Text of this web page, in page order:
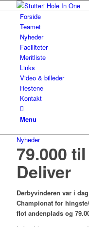
Forside
Teamet
Nyheder
Faciliteter
Meritliste
Links
Video & billeder
Hestene
Kontakt
Menu
Nyheder
79.000
Deliver
Derbyvinderen var i
Championat for
flot andenplads og